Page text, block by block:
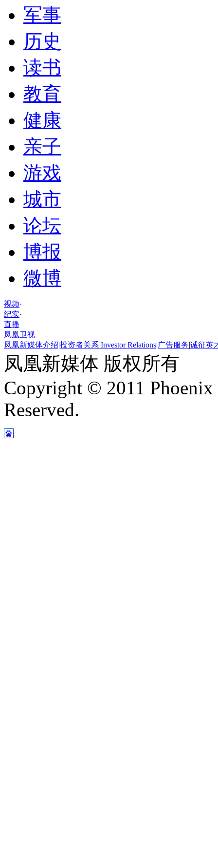
军事
历史
读书
教育
健康
亲子
游戏
城市
论坛
博报
微博
视频·
纪实·
直播
凤凰卫视
凤凰新媒体介绍|投资者关系 Investor Relations|广告服务|诚征英
凤凰新媒体 版权所有
Copyright © 2011
Reserved.